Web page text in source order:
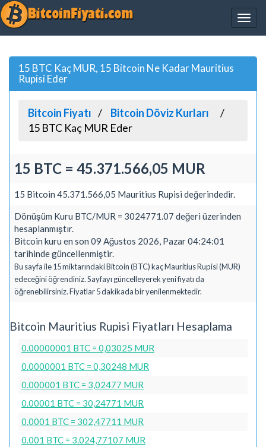
15 BTC Kaç MUR, 15 Bitcoin Ne Kadar Mauritius
Rupisi Eder
Bitcoin Fiyatı
Bitcoin Döviz Kurları
15 BTC Kaç MUR Eder
15 BTC = 45.371.566,05 MUR
15 Bitcoin 45.371.566,05 Mauritius Rupisi değerindedir.
Dönüşüm Kuru BTC/MUR = 3024771.07 değeri üzerinden
hesaplanmıştır.
Bitcoin kuru en son 09 Ağustos 2026, Pazar 04:24:01
tarihinde güncellenmiştir.
Bu sayfa ile 15 miktarındaki Bitcoin (BTC) kaç Mauritius Rupisi (MUR)
edeceğini öğrendiniz. Sayfayı güncelleyerek yeni fiyatı da
öğrenebilirsiniz. Fiyatlar 5 dakikada bir yenilenmektedir.
Bitcoin Mauritius Rupisi Fiyatları Hesaplama
0.00000001 BTC = 0,03025 MUR
0.0000001 BTC = 0,30248 MUR
0.000001 BTC = 3,02477 MUR
0.00001 BTC = 30,24771 MUR
0.0001 BTC = 302,47711 MUR
0.001 BTC = 3.024,77107 MUR